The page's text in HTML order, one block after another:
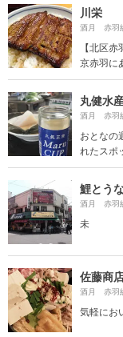
川栄
酒月 赤羽
【北区
京赤羽に
丸健水
酒月 赤羽
おとなの
れたスポ
鯉とう
酒月 赤羽
未
佐藤商
酒月 赤羽
気軽にお